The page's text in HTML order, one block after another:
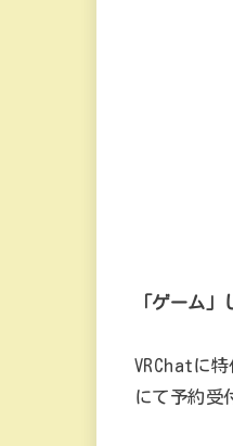
「ゲーム」
VRChatに
にて予約受